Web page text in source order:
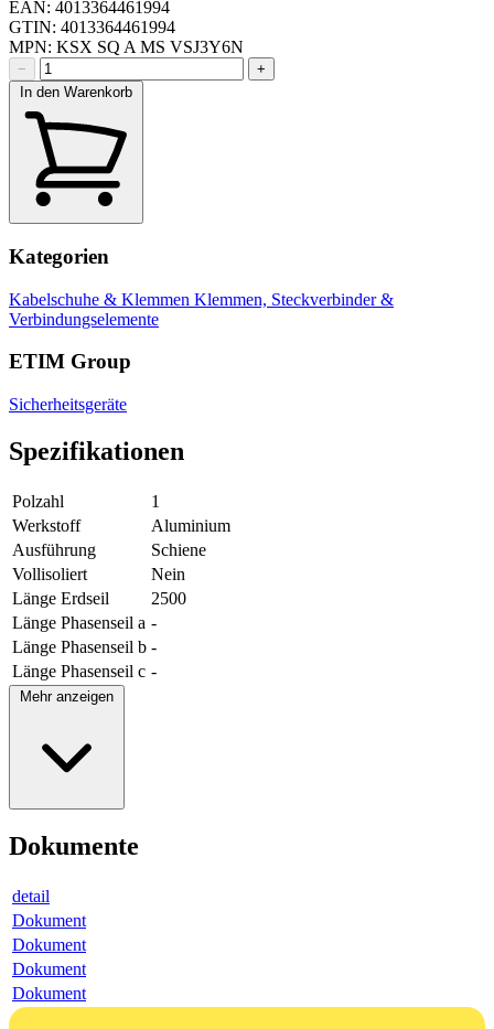
EAN: 4013364461994
GTIN: 4013364461994
MPN: KSX SQ A MS VSJ3Y6N
−
+
In den Warenkorb
Kategorien
Kabelschuhe & Klemmen Klemmen, Steckverbinder &
Verbindungselemente
ETIM Group
Sicherheitsgeräte
Spezifikationen
Polzahl
1
Werkstoff
Aluminium
Ausführung
Schiene
Vollisoliert
Nein
Länge Erdseil
2500
Länge Phasenseil a -
Länge Phasenseil b -
Länge Phasenseil c -
Mehr anzeigen
Dokumente
detail
Dokument
Dokument
Dokument
Dokument